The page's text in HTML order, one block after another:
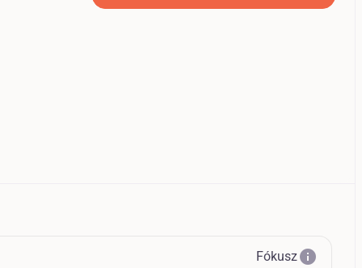
Fókuszinfo